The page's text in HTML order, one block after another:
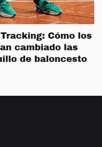
Cómo los
cambiado las
de baloncesto